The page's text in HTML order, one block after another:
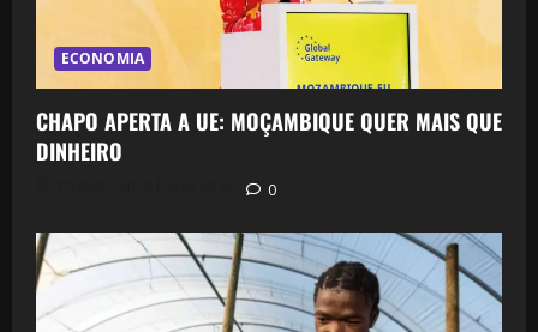
ECONOMIA
CHAPO APERTA A UE: MOÇAMBIQUE QUER MAIS QUE
DINHEIRO
0